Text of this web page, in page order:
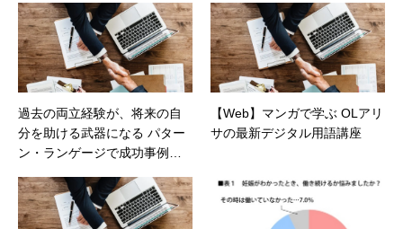
過去の両立経験が、将来の自
分を助ける武器になる パター
ン・ランゲージで成功事例集
の前にやっておくべきことと
は（日経DUAL）
【Web】マンガで学ぶ OLアリ
サの最新デジタル用語講座